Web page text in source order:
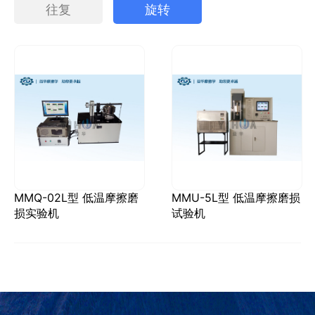
往复 旋转
MMQ-02L型 低温摩擦磨
损实验机
MMU-5L型 低温摩擦磨损
试验机